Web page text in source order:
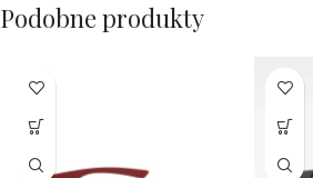
Podobne produkty